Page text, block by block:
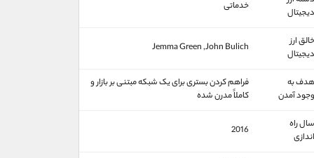
دیجیتال
خدماتی
خالق ارز
دیجیتال
Jemma Green ,John Bulich
هدف به
وجود آمدن
فراهم کردن بستری برای یک شبکه مبتنی بر بازار و
کاملاً مدرن‌ شده
سال راه
اندازی
2016